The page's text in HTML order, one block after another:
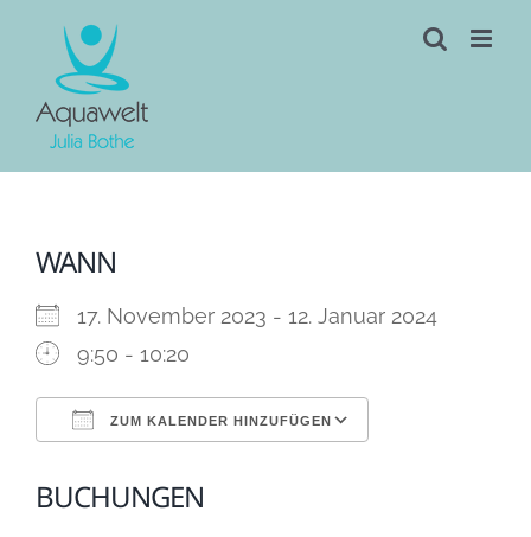
content
WANN
17. November 2023 - 12. Januar 2024
9:50 - 10:20
ZUM KALENDER HINZUFÜGEN
BUCHUNGEN